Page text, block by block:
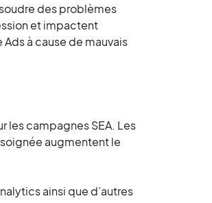
des problèmes
et impactent
à cause de mauvais
les campagnes SEA. Les
augmentent le
ainsi que d’autres